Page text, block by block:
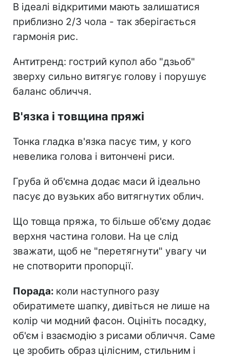
В ідеалі відкритими мають залишатися
приблизно 2/3 чола - так зберігається
гармонія рис.
Антитренд: гострий купол або "дзьоб"
зверху сильно витягує голову і порушує
баланс обличчя.
В'язка і товщина пряжі
Тонка гладка в'язка пасує тим, у кого
невелика голова і витончені риси.
Груба й об'ємна додає маси й ідеально
пасує до вузьких або витягнутих облич.
Що товща пряжа, то більше об'єму додає
верхня частина голови. На це слід
зважати, щоб не "перетягнути" увагу чи
не спотворити пропорції.
Порада: коли наступного разу
обиратимете шапку, дивіться не лише на
колір чи модний фасон. Оцініть посадку,
об'єм і взаємодію з рисами обличчя. Саме
це зробить образ цілісним, стильним і